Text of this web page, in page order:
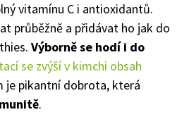
vitamínu C i antioxidantů.
průběžně a přidávat ho jak do
Výborně se hodí i do
se zvýší v kimchi obsah
je pikantní dobrota, která
.